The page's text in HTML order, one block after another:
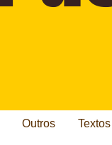
Outros